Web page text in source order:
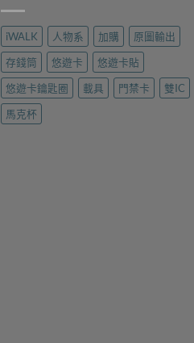
iWALK 人物系 加購
原圖輸出
存錢筒
悠遊卡
悠遊卡貼
悠遊卡鑰匙圈
載具 門禁卡
雙IC
馬克杯